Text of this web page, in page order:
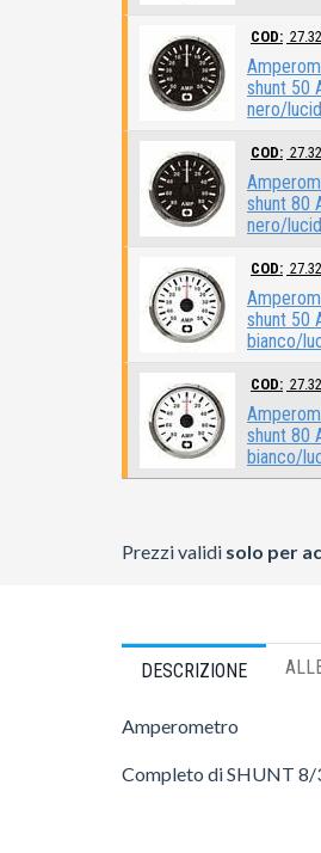
COD:
shunt 50
nero/
COD:
shunt 80
nero/
COD:
shunt 50
bianco/
COD:
shunt 80
bianco/
Prezzi validi solo per
DESCRIZIONE
Amperometro
Completo di SHUNT 8/